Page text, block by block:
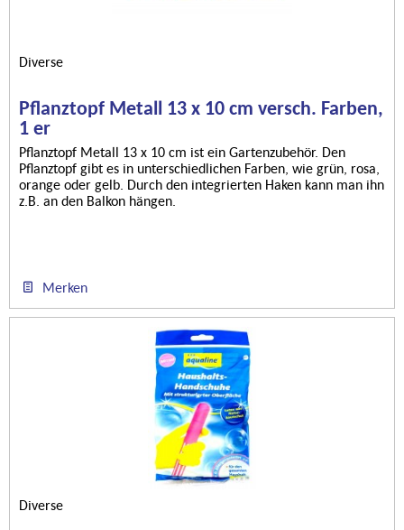
Diverse
Pflanztopf Metall 13 x 10 cm versch. Farben,
1 er
Pflanztopf Metall 13 x 10 cm ist ein Gartenzubehör. Den
Pflanztopf gibt es in unterschiedlichen Farben, wie grün, rosa,
orange oder gelb. Durch den integrierten Haken kann man ihn
z.B. an den Balkon hängen.
Merken
Diverse